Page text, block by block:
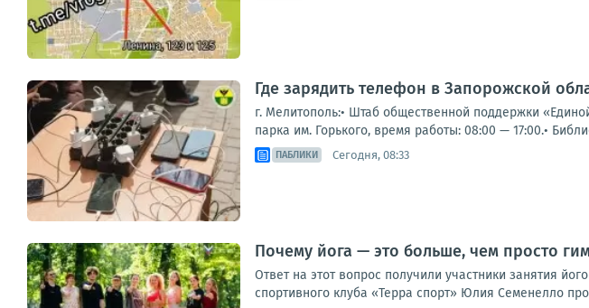
Где зарядить телефон в Запорожской
г. Мелитополь:• Штаб общественной поддержки
парка им. Горького, время работы: 08:00 — 17:00.•
ПАБЛИКИ Сегодня, 08:33
Почему йога — это больше, чем просто
Ответ на этот вопрос получили участники занятия
спортивного клуба «Терра спорт» Юлия Семенелло